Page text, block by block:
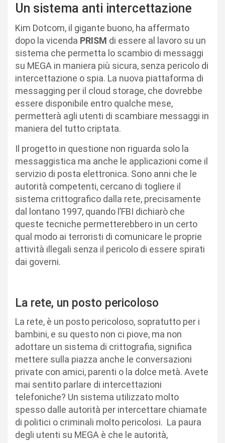
Un sistema anti intercettazione
Kim Dotcom, il gigante buono, ha affermato
dopo la vicenda PRISM di essere al lavoro su un
sistema che permetta lo scambio di messaggi
su MEGA in maniera più sicura, senza pericolo di
intercettazione o spia. La nuova piattaforma di
messagging per il cloud storage, che dovrebbe
essere disponibile entro qualche mese,
permetterà agli utenti di scambiare messaggi in
maniera del tutto criptata.
Il progetto in questione non riguarda solo la
messaggistica ma anche le applicazioni come il
servizio di posta elettronica. Sono anni che le
autorità competenti, cercano di togliere il
sistema crittografico dalla rete, precisamente
dal lontano 1997, quando l’FBI dichiarò che
queste tecniche permetterebbero in un certo
qual modo ai terroristi di comunicare le proprie
attività illegali senza il pericolo di essere spirati
dai governi.
La rete, un posto pericoloso
La rete, è un posto pericoloso, sopratutto per i
bambini, e su questo non ci piove, ma non
adottare un sistema di crittografia, significa
mettere sulla piazza anche le conversazioni
private con amici, parenti o la dolce metà. Avete
mai sentito parlare di intercettazioni
telefoniche? Un sistema utilizzato molto
spesso dalle autorità per intercettare chiamate
di politici o criminali molto pericolosi. La paura
degli utenti su MEGA è che le autorità,